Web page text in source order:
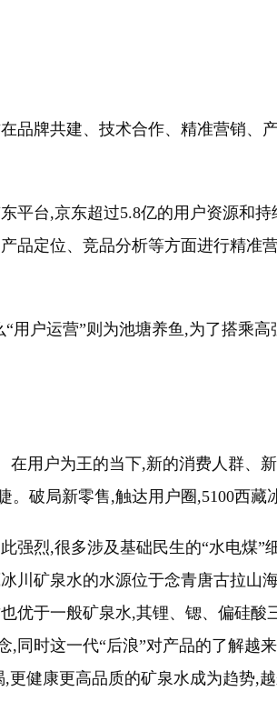
品牌共建、技术合作、精准营销、
平台,京东超过5.8亿的用户资源和
品定位、竞品分析等方面进行精准
用户运营”则为池塘养鱼,为了搭乘
用户为王的当下,新的消费人群、
破局新零售,触达用户圈,5100西藏
烈,很多涉及基础民生的“水电煤”
川矿泉水的水源位于念青唐古拉山
优于一般矿泉水,其锂、锶、偏硅酸
时这一代“后浪”对产品的了解越
健康更高品质的矿泉水成为趋势,